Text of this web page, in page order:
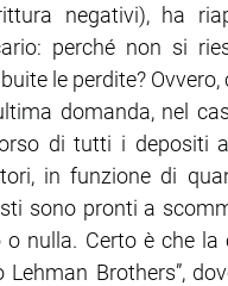
negativi), ha
perché non si
le perdite? Ovvero,
domanda, nel
di tutti i depositi
in funzione di
sono pronti a
o nulla. Certo è che
Lehman Brothers”,